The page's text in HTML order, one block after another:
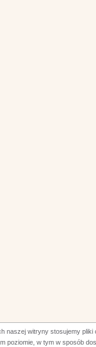
naszej witryny stosujemy pliki
poziomie, w tym w sposób